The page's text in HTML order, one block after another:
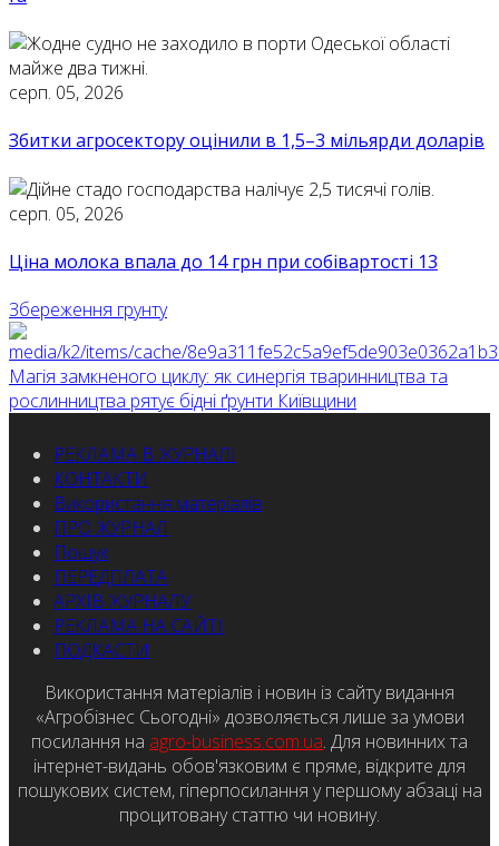
серп. 05, 2026
Збитки агросектору оцінили в 1,5–3 мільярди доларів
серп. 05, 2026
Ціна молока впала до 14 грн при собівартості 13
Збереження грунту
Магія замкненого циклу: як синергія тваринництва та
рослинництва рятує бідні ґрунти Київщини
РЕКЛАМА В ЖУРНАЛІ
КОНТАКТИ
Використання матеріалів
ПРО ЖУРНАЛ
Пошук
ПЕРЕДПЛАТА
АРХІВ ЖУРНАЛУ
РЕКЛАМА НА САЙТІ
ПОДКАСТИ
Використання матеріалів і новин із сайту видання
«Агробізнес Сьогодні» дозволяється лише за умови
посилання на agro-business.com.ua. Для новинних та
інтернет-видань обов'язковим є пряме, відкрите для
пошукових систем, гіперпосилання у першому абзаці на
процитовану статтю чи новину.